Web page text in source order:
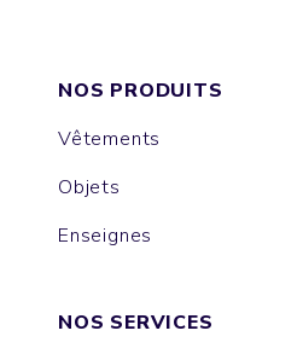
NOS PRODUITS
Vêtements
Objets
Enseignes
NOS SERVICES